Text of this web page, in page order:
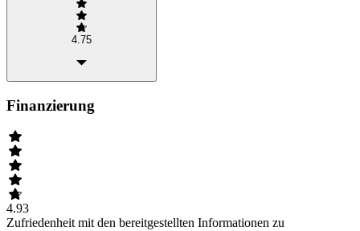
4.75
Finanzierung
4.93
Zufriedenheit mit den bereitgestellten Informationen zu